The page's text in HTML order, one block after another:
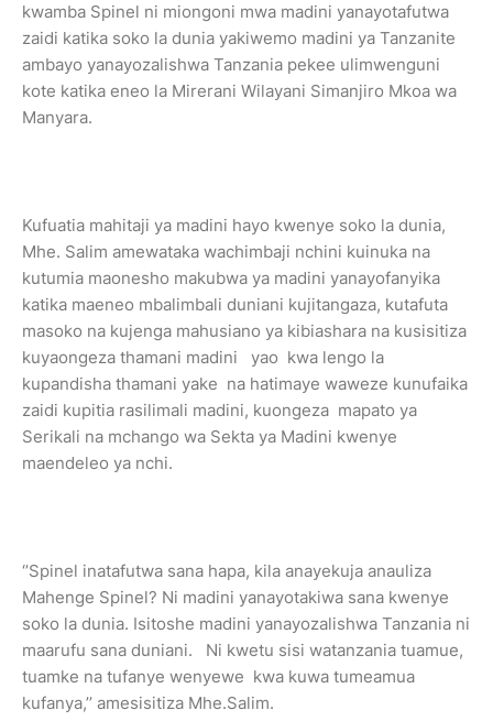
kwamba Spinel ni miongoni mwa madini yanayotafutwa
zaidi katika soko la dunia yakiwemo madini ya Tanzanite
ambayo yanayozalishwa Tanzania pekee ulimwenguni
kote katika eneo la Mirerani Wilayani Simanjiro Mkoa wa
Manyara.
Kufuatia mahitaji ya madini hayo kwenye soko la dunia,
Mhe. Salim amewataka wachimbaji nchini kuinuka na
kutumia maonesho makubwa ya madini yanayofanyika
katika maeneo mbalimbali duniani kujitangaza, kutafuta
masoko na kujenga mahusiano ya kibiashara na kusisitiza
kuyaongeza thamani madini yao kwa lengo la
kupandisha thamani yake na hatimaye waweze kunufaika
zaidi kupitia rasilimali madini, kuongeza mapato ya
Serikali na mchango wa Sekta ya Madini kwenye
maendeleo ya nchi.
‘’Spinel inatafutwa sana hapa, kila anayekuja anauliza
Mahenge Spinel? Ni madini yanayotakiwa sana kwenye
soko la dunia. Isitoshe madini yanayozalishwa Tanzania ni
maarufu sana duniani. Ni kwetu sisi watanzania tuamue,
tuamke na tufanye wenyewe kwa kuwa tumeamua
kufanya,’’ amesisitiza Mhe.Salim.